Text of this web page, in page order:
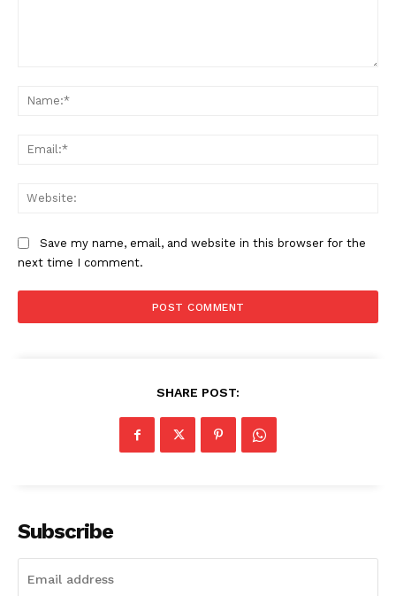
Save my name, email, and website in this browser for the
next time I comment.
SHARE POST:
Subscribe